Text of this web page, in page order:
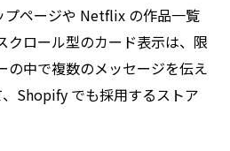
ページや Netflix の作品一覧
クロール型のカード表示は、限
の中で複数のメッセージを伝え
Shopify でも採用するストア